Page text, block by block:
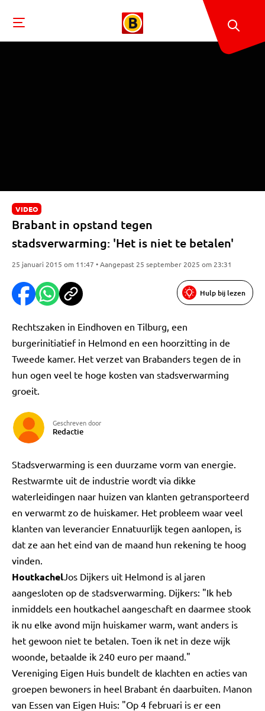
VIDEO
Brabant in opstand tegen
stadsverwarming: 'Het is niet te betalen'
25 januari 2015 om 11:47 • Aangepast 25 september 2025 om 23:31
Hulp bij lezen
Rechtszaken in Eindhoven en Tilburg, een
burgerinitiatief in Helmond en een hoorzitting in de
Tweede kamer. Het verzet van Brabanders tegen de in
hun ogen veel te hoge kosten van stadsverwarming
groeit.
Geschreven door
Redactie
Stadsverwarming is een duurzame vorm van energie.
Restwarmte uit de industrie wordt via dikke
waterleidingen naar huizen van klanten getransporteerd
en verwarmt zo de huiskamer. Het probleem waar veel
klanten van leverancier Ennatuurlijk tegen aanlopen, is
dat ze aan het eind van de maand hun rekening te hoog
vinden.
HoutkachelJos Dijkers uit Helmond is al jaren
aangesloten op de stadsverwarming. Dijkers: "Ik heb
inmiddels een houtkachel aangeschaft en daarmee stook
ik nu elke avond mijn huiskamer warm, want anders is
het gewoon niet te betalen. Toen ik net in deze wijk
woonde, betaalde ik 240 euro per maand."
Vereniging Eigen Huis bundelt de klachten en acties van
groepen bewoners in heel Brabant én daarbuiten. Manon
van Essen van Eigen Huis: "Op 4 februari is er een